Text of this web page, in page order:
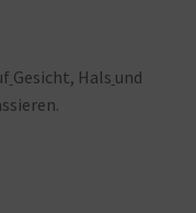
Gesicht, Hals und